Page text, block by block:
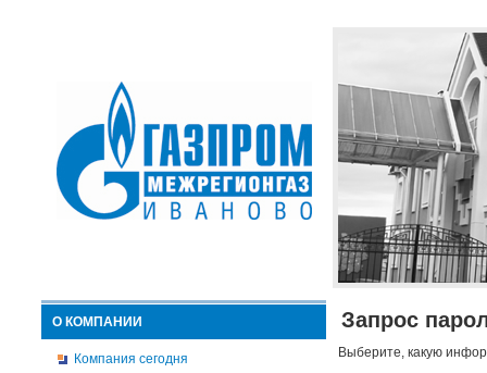
О КОМПАНИИ
Компания сегодня
Запрос
Выберите, какую